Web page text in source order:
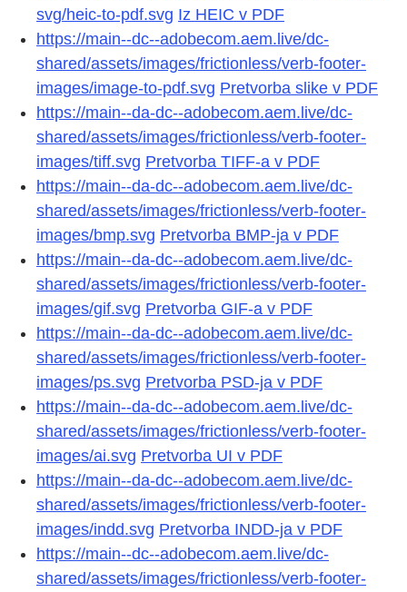
svg/heic-to-pdf.svg Iz HEIC v PDF
https://main--dc--adobecom.aem.live/dc-
shared/assets/images/frictionless/verb-footer-
images/image-to-pdf.svg Pretvorba slike v PDF
https://main--da-dc--adobecom.aem.live/dc-
shared/assets/images/frictionless/verb-footer-
images/tiff.svg Pretvorba TIFF-a v PDF
https://main--da-dc--adobecom.aem.live/dc-
shared/assets/images/frictionless/verb-footer-
images/bmp.svg Pretvorba BMP-ja v PDF
https://main--da-dc--adobecom.aem.live/dc-
shared/assets/images/frictionless/verb-footer-
images/gif.svg Pretvorba GIF-a v PDF
https://main--da-dc--adobecom.aem.live/dc-
shared/assets/images/frictionless/verb-footer-
images/ps.svg Pretvorba PSD-ja v PDF
https://main--da-dc--adobecom.aem.live/dc-
shared/assets/images/frictionless/verb-footer-
images/ai.svg Pretvorba UI v PDF
https://main--da-dc--adobecom.aem.live/dc-
shared/assets/images/frictionless/verb-footer-
images/indd.svg Pretvorba INDD-ja v PDF
https://main--dc--adobecom.aem.live/dc-
shared/assets/images/frictionless/verb-footer-